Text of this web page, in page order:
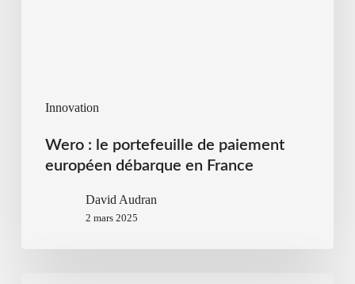
Innovation
Wero : le portefeuille de paiement
européen débarque en France
David Audran
2 mars 2025